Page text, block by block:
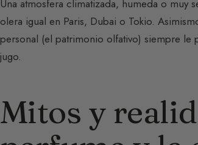
Una atmosfera climatizada, humeda o muy
olera igual en Paris, Dubai o Tokio.
personal (el patrimonio olfativo) siempre le
jugo.
Mitos y